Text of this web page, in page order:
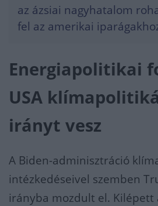
az ázsiai nagyhatalom
fel az amerikai
Energiapolitikai
USA
irányt vesz
A Biden-adminisztráció
intézkedéseivel szemben
irányba mozdult el. Kilépett